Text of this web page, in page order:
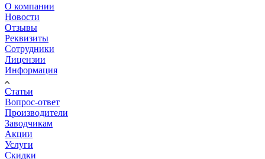
О компании
Новости
Отзывы
Реквизиты
Сотрудники
Лицензии
Информация
Статьи
Вопрос-ответ
Производители
Заводчикам
Акции
Услуги
Скидки